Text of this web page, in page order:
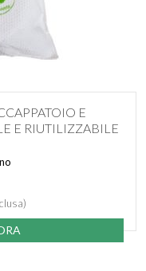
E RIUTILIZZABILE